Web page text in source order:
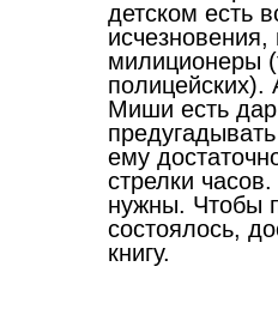
детском есть
исчезновения,
милиционеры
полицейских).
Миши есть
ему
стрелки
нужны. Чтобы
состоялось,
книгу.